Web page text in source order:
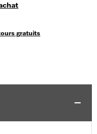
gratuits